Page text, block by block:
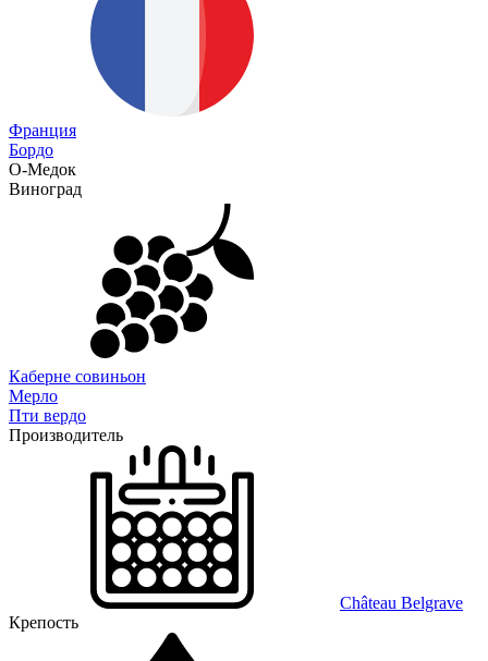
Франция
Бордо
О-Медок
Виноград
Каберне совиньон
Мерло
Пти вердо
Производитель
Château Belgrave
Крепость